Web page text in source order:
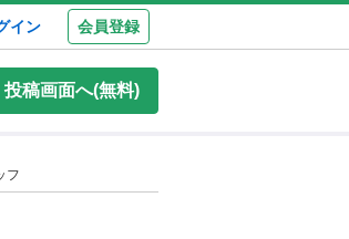
イン 会員登録
投稿画面へ(無料)
フ